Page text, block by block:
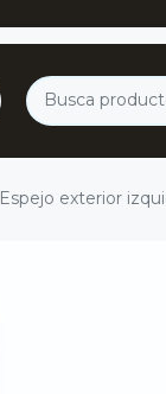
Espejo exterior